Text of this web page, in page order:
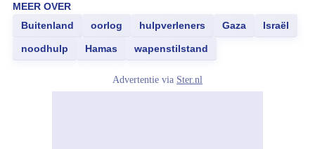
MEER OVER
Buitenland
oorlog hulpverleners Gaza Israël
noodhulp Hamas wapenstilstand
Advertentie via Ster.nl